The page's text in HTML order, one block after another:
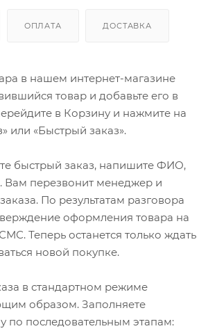
ОПЛАТА ДОСТАВКА
в нашем интернет-магазине
товар и добавьте его в
в Корзину и нажмите на
или «Быстрый заказ».
быстрый заказ, напишите ФИО,
Вам перезвонит менеджер и
По результатам разговора
оформления товара на
Теперь останется только ждать
новой покупке.
в стандартном режиме
образом. Заполняете
по последовательным этапам: